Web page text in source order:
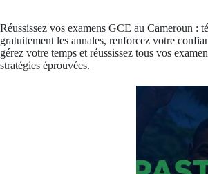
Réussissez vos examens GCE au Cameroun :
gratuitement les annales, renforcez votre
gérez votre temps et réussissez tous vos
stratégies éprouvées.